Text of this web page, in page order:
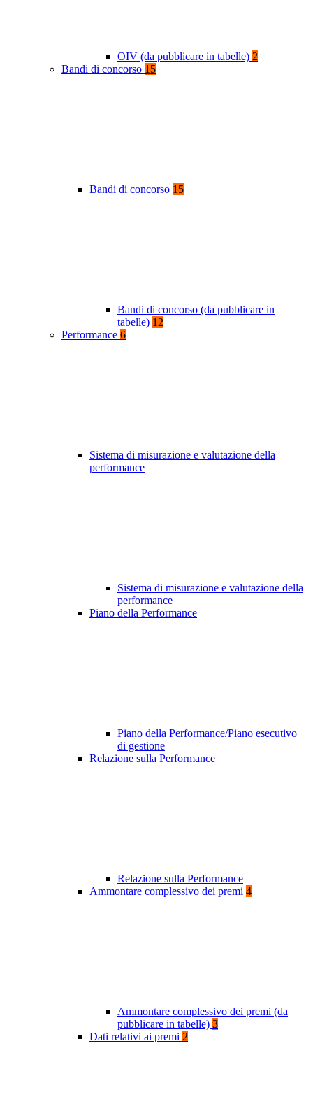
OIV (da pubblicare in tabelle) 2
Bandi di concorso 15
Bandi di concorso 15
Bandi di concorso (da pubblicare in
tabelle) 12
Performance 6
Sistema di misurazione e valutazione della
performance
Sistema di misurazione e valutazione della
performance
Piano della Performance
Piano della Performance/Piano esecutivo
di gestione
Relazione sulla Performance
Relazione sulla Performance
Ammontare complessivo dei premi 4
Ammontare complessivo dei premi (da
pubblicare in tabelle) 3
Dati relativi ai premi 2